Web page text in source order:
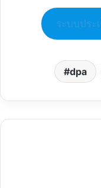
ระบบประ
dpa